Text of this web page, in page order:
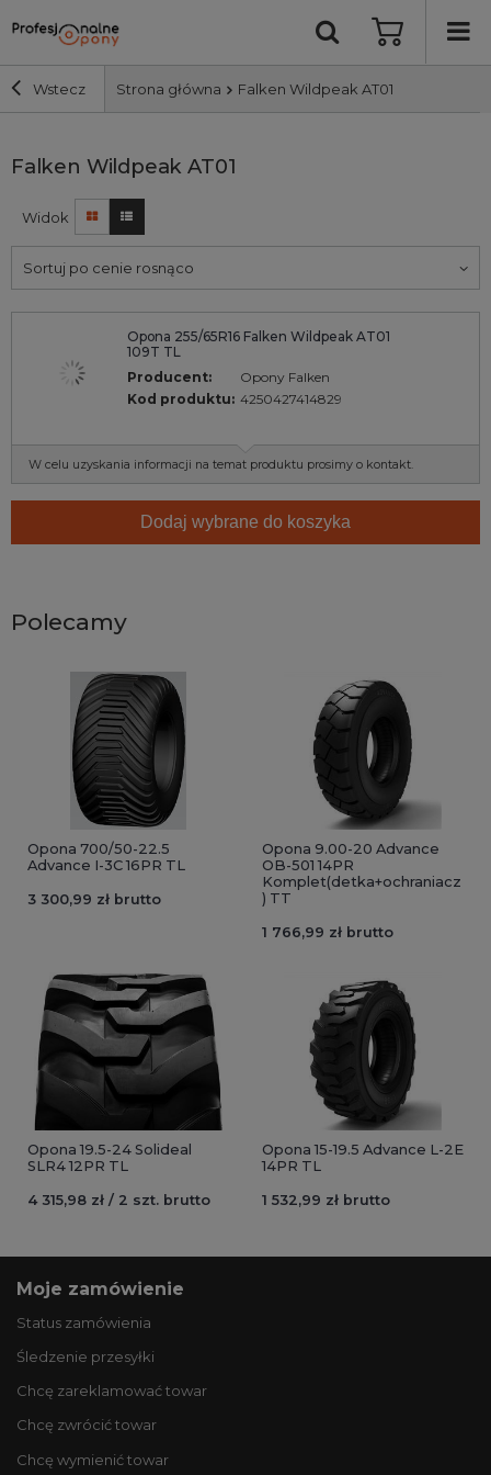
Wstecz Strona główna Falken Wildpeak AT01
Szerokość i profil
Średnica
Producent
Wyszukaj
Falken Wildpeak AT01
Widok
Sortuj po cenie rosnąco
Opona 255/65R16 Falken Wildpeak AT01
109T TL
Producent:
Opony Falken
Kod produktu: 4250427414829
W celu uzyskania informacji na temat produktu prosimy o kontakt.
Dodaj wybrane do koszyka
Polecamy
Opona 700/50-22.5
Advance I-3C 16PR TL
3 300,99 zł brutto
Opona 9.00-20 Advance
OB-501 14PR
Komplet(detka+ochraniacz
) TT
1 766,99 zł brutto
Opona 19.5-24 Solideal
SLR4 12PR TL
4 315,98 zł / 2 szt. brutto
Opona 15-19.5 Advance L-2E
14PR TL
1 532,99 zł brutto
Moje zamówienie
Status zamówienia
Śledzenie przesyłki
Chcę zareklamować towar
Chcę zwrócić towar
Chcę wymienić towar